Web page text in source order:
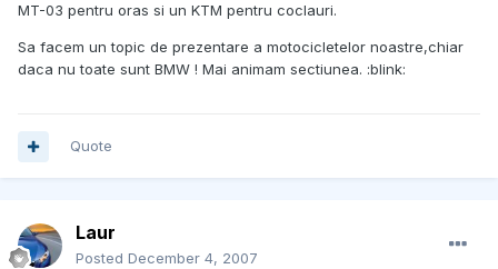
MT-03 pentru oras si un KTM pentru coclauri.
Sa facem un topic de prezentare a motocicletelor noastre,chiar
daca nu toate sunt BMW ! Mai animam sectiunea. :blink:
Quote
Laur
Posted December 4, 2007